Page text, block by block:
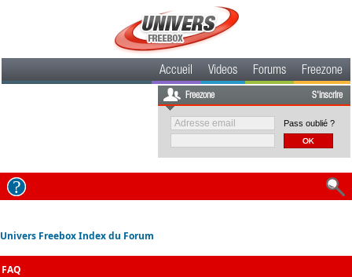
Accueil Videos Forums Freezone
Freezone S'inscrire
Pass oublié ?
Univers Freebox Index du Forum
FAQ